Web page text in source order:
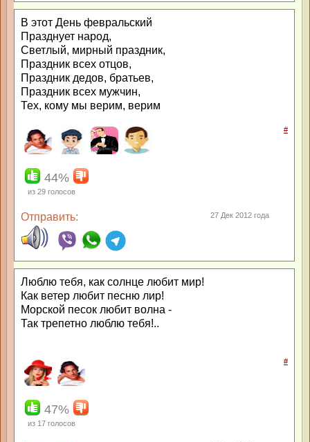
В этот День февральский
Празднует народ,
Светлый, мирный праздник,
Праздник всех отцов,
Праздник дедов, братьев,
Праздник всех мужчин,
Тех, кому мы верим, верим
#
44%
из 29 голосов
Отправить: 27 Дек 2012 года
Люблю тебя, как солнце любит мир!
Как ветер любит песню лир!
Морской песок любит волна -
Так трепетно люблю тебя!..
#
47%
из 17 голосов